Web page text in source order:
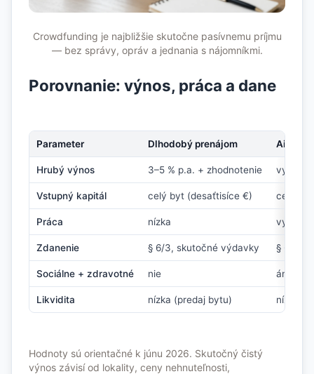
Crowdfunding je najbližšie skutočne pasívnemu príjmu
— bez správy, opráv a jednania s nájomníkmi.
Porovnanie: výnos, práca a dane
Parameter Dlhodobý prenájom Airbnb
Hrubý výnos 3–5 % p.a. + zhodnotenie vyšší,
Vstupný kapitál celý byt (desaťtisíce €) celý
Práca nízka vysoká
Zdanenie § 6/3, skutočné výdavky § 6/1
Sociálne + zdravotné nie áno
Likvidita nízka (predaj bytu) nízka
Hodnoty sú orientačné k júnu 2026. Skutočný čistý
výnos závisí od lokality, ceny nehnuteľnosti,